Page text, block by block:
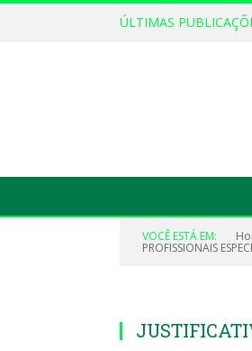
ÚLTIMAS
VOCÊ ESTÁ EM:
PROFISSIONAIS